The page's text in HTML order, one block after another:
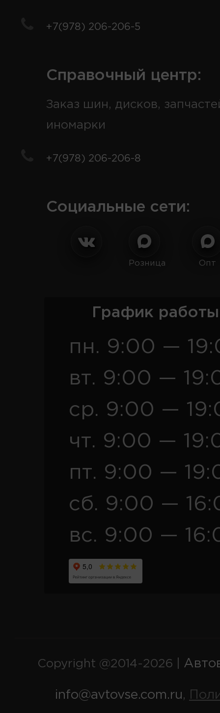
+7(978) 206-206-5
Справочный центр:
Заказ шин, дисков,
иномарки
+7(978) 206-206-8
Социальные сети:
Розница Опт
График
пн. 9:00 —
вт. 9:00 —
ср. 9:00 —
чт. 9:00 —
пт. 9:00 —
сб. 9:00 —
вс. 9:00 —
Copyright @2014-2026 |
info@avtovse.com.ru,